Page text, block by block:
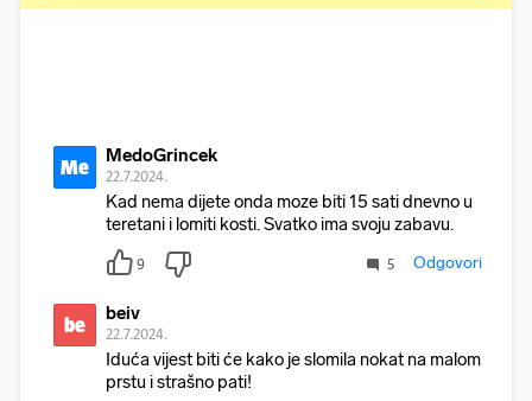
Me MedoGrincek
22.7.2024.
Kad nema dijete onda moze biti 15 sati dnevno u
teretani i lomiti kosti. Svatko ima svoju zabavu.
9 5 Odgovori
be beiv
22.7.2024.
Iduća vijest biti će kako je slomila nokat na malom
prstu i strašno pati!